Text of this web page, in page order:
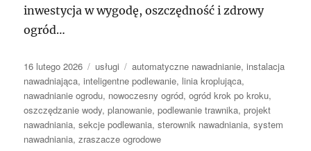
inwestycja w wygodę, oszczędność i zdrowy
ogród…
Data
publikacji
16 lutego 2026 Kategorie
usługi Tagi
automatyczne nawadnianie,instalacja
nawadniająca,inteligentne podlewanie, linia kroplująca,
nawadnianie ogrodu, nowoczesny ogród,ogród krok po kroku,
oszczędzanie wody,planowanie,podlewanie trawnika,projekt
nawadniania,sekcje podlewania,sterownik nawadniania,system
nawadniania,zraszacze ogrodowe